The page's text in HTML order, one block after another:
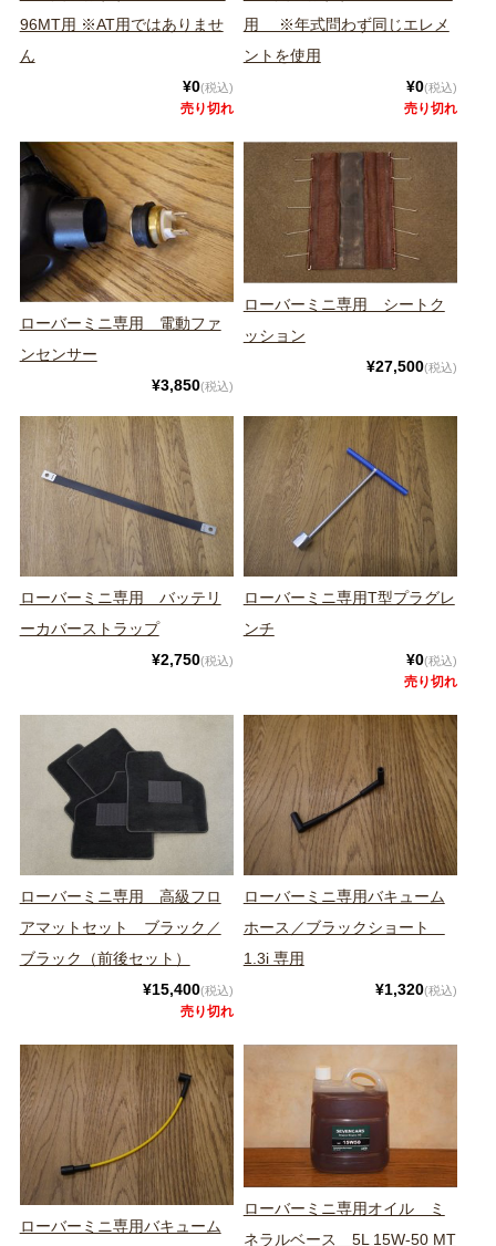
96MT用 ※AT用ではありませ
ん
¥0(税込)
売り切れ
用 ※年式問わず同じエレメ
ントを使用
¥0(税込)
売り切れ
ローバーミニ専用 電動ファ
ンセンサー
¥3,850(税込)
ローバーミニ専用 シートク
ッション
¥27,500(税込)
ローバーミニ専用 バッテリ
ーカバーストラップ
¥2,750(税込)
ローバーミニ専用T型プラグレ
ンチ
¥0(税込)
売り切れ
ローバーミニ専用 高級フロ
アマットセット ブラック／
ブラック（前後セット）
¥15,400(税込)
売り切れ
ローバーミニ専用バキューム
ホース／ブラックショート
1.3i 専用
¥1,320(税込)
ローバーミニ専用バキューム
ローバーミニ専用オイル ミ
ネラルベース 5L 15W-50 MT